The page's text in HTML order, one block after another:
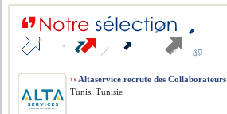
›› Altaservice recrute des Collaborateurs
Tunis, Tunisie